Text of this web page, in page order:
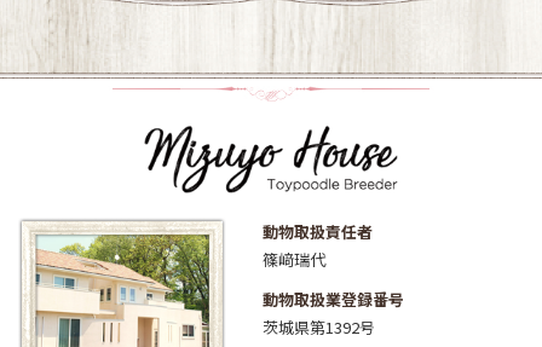
動物取扱責任者
篠﨑瑞代
動物取扱業登録番号
茨城県第1392号